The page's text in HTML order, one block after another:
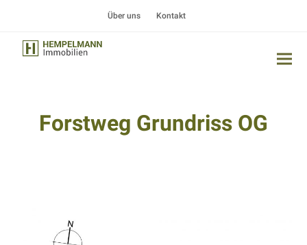
Über uns Kontakt
Forstweg Grundriss OG